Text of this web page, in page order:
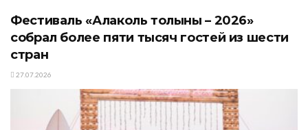
Фестиваль «Алаколь толқыны – 2026»
собрал более пяти тысяч гостей из шести
стран
27.07.2026